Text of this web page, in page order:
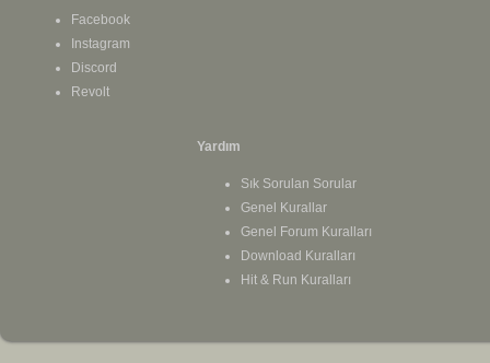
Facebook
Instagram
Discord
Revolt
Yardım
Sık Sorulan Sorular
Genel Kurallar
Genel Forum Kuralları
Download Kuralları
Hit & Run Kuralları